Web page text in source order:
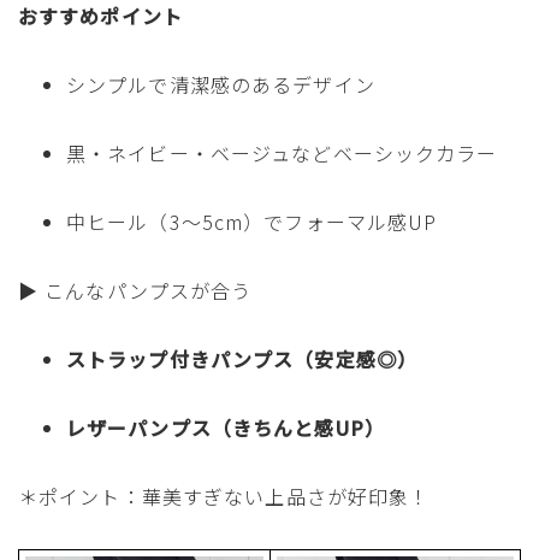
おすすめポイント
シンプルで清潔感のあるデザイン
黒・ネイビー・ベージュなどベーシックカラー
中ヒール（3〜5cm）でフォーマル感UP
▶ こんなパンプスが合う
ストラップ付きパンプス（安定感◎）
レザーパンプス（きちんと感UP）
＊ポイント：華美すぎない上品さが好印象！